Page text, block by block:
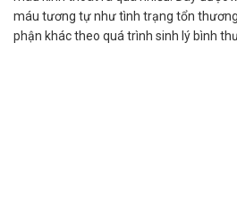
máu tương tự như tình trạng tổn
phận khác theo quá trình sinh lý bình